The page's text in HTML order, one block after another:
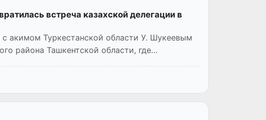
встреча казахской делегации в
с акимом Туркестанской области У. Шукеевым
района Ташкентской области, где